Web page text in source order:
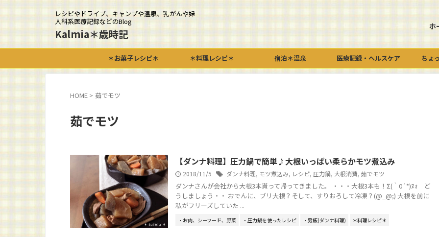
レシピやドライブ、キャンプや温泉、乳がんや婦
人科系医療記録などのBlog
Kalmia＊歳時記
ホ
＊お菓子レシピ＊ ＊料理レシピ＊ 宿泊＊温泉 医療記録・ヘルスケア ちょ
HOME > 茹でモツ
茹でモツ
【ダンナ料理】圧力鍋で簡単♪大根いっぱい柔らかモツ煮込み
2018/11/5 ダンナ料理, モツ煮込み, レシピ, 圧力鍋, 大根消費, 茹でモツ
ダンナさんが会社から大根3本貰って帰ってきました。 ・・・大根3本も！Σ(｀0´*)ﾇｫ ど
うしましょう・・ おでんに、ブリ大根？そして、すりおろして冷凍？(@_@;) 大根を前に
私がフリーズしていた ...
・お肉、シーフード、野菜 ・圧力鍋を使ったレシピ ・男飯(ダンナ料理) ＊料理レシピ＊